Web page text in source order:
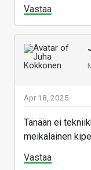
Vastaa
Apr 18, 2025
Tänään ei
meikäläinen
Vastaa